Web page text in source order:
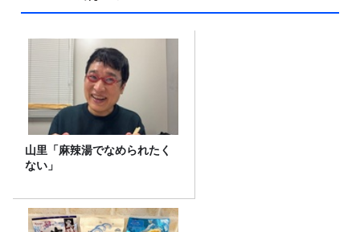
山里「麻辣湯でなめられたく
ない」